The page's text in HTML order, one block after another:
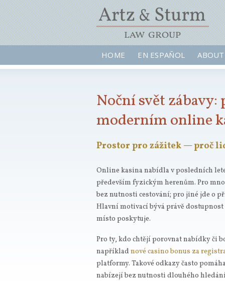
HOME EN ESPAÑOL ABOUT
Noční svět
moderním online
Prostor pro zážitek — proč
Online kasina nabídla v posledních
především fyzickým herenům. Pro
bez nutnosti cestování; pro jiné jde o
Hlavní motivací bývá právě
místo poskytuje.
Pro ty, kdo chtějí porovnat nabídky či
například nové casino bonus za
platformy. Takové odkazy často
nabízejí bez nutnosti dlouhého